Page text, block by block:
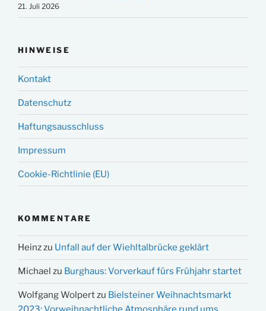
21. Juli 2026
HINWEISE
Kontakt
Datenschutz
Haftungsausschluss
Impressum
Cookie-Richtlinie (EU)
KOMMENTARE
Heinzzu Unfall auf der Wiehltalbrücke geklärt
Michael zu Burghaus: Vorverkauf fürs Frühjahr startet
Wolfgang Wolpertzu Bielsteiner Weihnachtsmarkt